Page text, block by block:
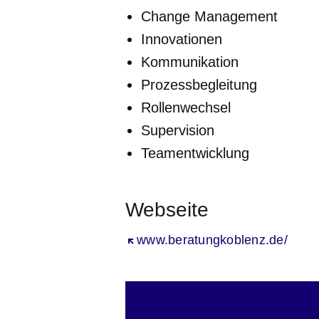
Change Management
Innovationen
Kommunikation
Prozessbegleitung
Rollenwechsel
Supervision
Teamentwicklung
Webseite
www.beratungkoblenz.de/
Öffnet sich in einem neuen